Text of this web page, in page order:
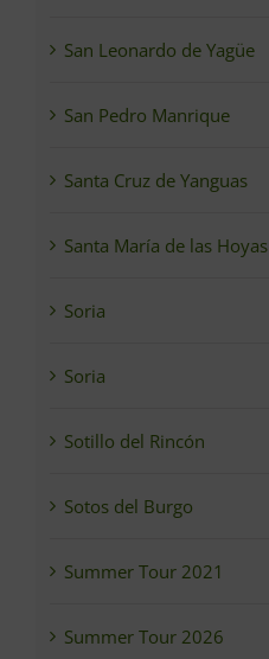
San Leonardo de Yagüe
San Pedro Manrique
Santa Cruz de Yanguas
Santa María de las Hoyas
Soria
Soria
Sotillo del Rincón
Sotos del Burgo
Summer Tour 2021
Summer Tour 2026